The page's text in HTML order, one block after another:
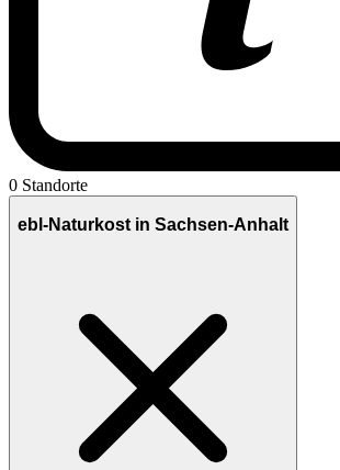
0 Standorte
ebl-Naturkost in Sachsen-Anhalt